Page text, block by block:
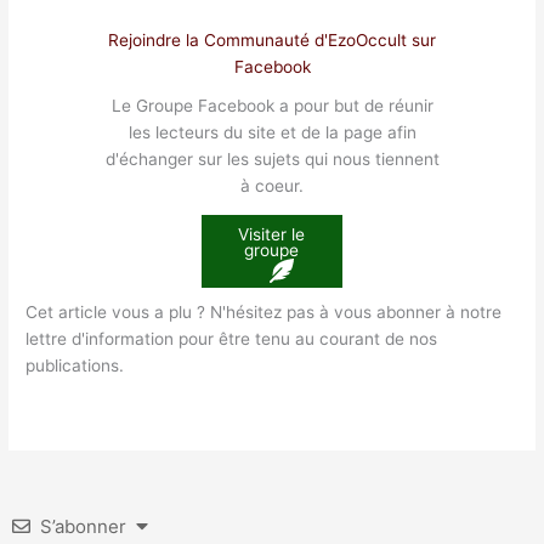
Rejoindre la Communauté d'EzoOccult sur
Facebook
Le Groupe Facebook a pour but de réunir
les lecteurs du site et de la page afin
d'échanger sur les sujets qui nous tiennent
à coeur.
Visiter le
groupe
Cet article vous a plu ? N'hésitez pas à vous abonner à notre
lettre d'information pour être tenu au courant de nos
publications.
S’abonner